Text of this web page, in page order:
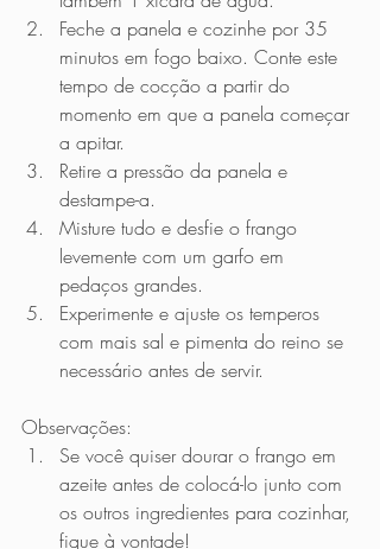
Feche a panela e cozinhe por 35
minutos em fogo baixo. Conte este
tempo de cocção a partir do
momento em que a panela começar
a apitar.
Retire a pressão da panela e
destampe-a.
Misture tudo e desfie o frango
levemente com um garfo em
pedaços grandes.
Experimente e ajuste os temperos
com mais sal e pimenta do reino se
necessário antes de servir.
Observações:
Se você quiser dourar o frango em
azeite antes de colocá-lo junto com
os outros ingredientes para cozinhar,
fique à vontade!